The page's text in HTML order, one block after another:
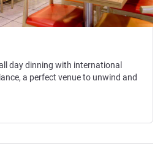
day dinning with international
a perfect venue to unwind and